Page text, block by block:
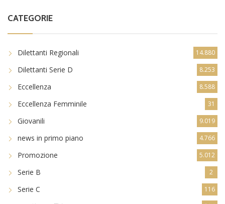
CATEGORIE
Dilettanti Regionali 14.880
Dilettanti Serie D 8.253
Eccellenza 8.588
Eccellenza Femminile 31
Giovanili 9.019
news in primo piano 4.766
Promozione 5.012
Serie B 2
Serie C 116